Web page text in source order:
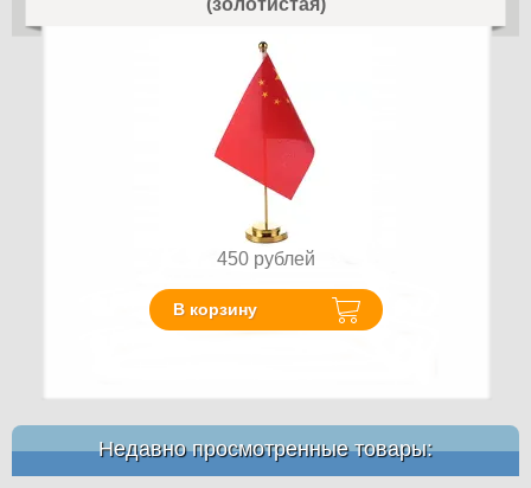
450 рублей
В корзину
Недавно просмотренные товары: